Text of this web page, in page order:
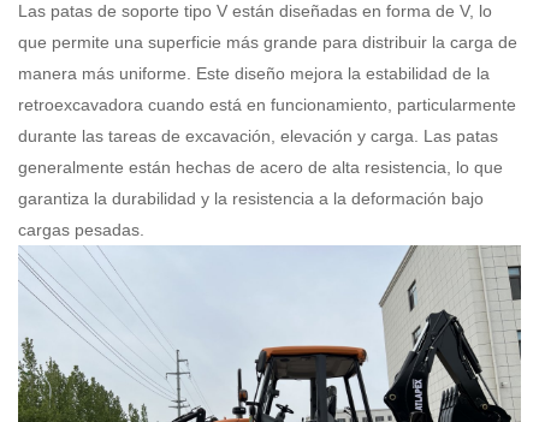
Las patas de soporte tipo V están diseñadas en forma de V, lo
que permite una superficie más grande para distribuir la carga de
manera más uniforme. Este diseño mejora la estabilidad de la
retroexcavadora cuando está en funcionamiento, particularmente
durante las tareas de excavación, elevación y carga. Las patas
generalmente están hechas de acero de alta resistencia, lo que
garantiza la durabilidad y la resistencia a la deformación bajo
cargas pesadas.